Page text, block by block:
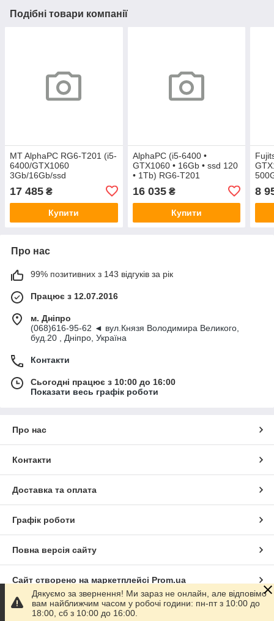
Подібні товари компанії
MT AlphaPC RG6-T201 (i5-
6400/GTX1060
3Gb/16Gb/ssd
17 485 ₴
Купити
AlphaPC (i5-6400 •
GTX1060 • 16Gb • ssd 120
• 1Tb) RG6-T201
16 035₴
Купити
8
Про нас
99% позитивних з 143 відгуків за рік
Працює з 12.07.2016
м. Дніпро
(068)616-95-62 ◄ вул.Князя Володимира Великого,
буд.20 , Дніпро, Україна
Контакти
Сьогодні працює з 10:00 до 16:00
Показати весь графік роботи
Про нас
Контакти
Доставка та оплата
Графік роботи
Повна версія сайту
Сайт створено на маркетплейсі Prom.ua
Політика конфіденційності
Дякуємо за звернення! Ми зараз не онлайн, але відповімо
вам найближчим часом у робочі години: пн-пт з 10:00 до
18:00, сб з 10:00 до 16:00.